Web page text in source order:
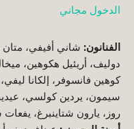
الدخول مجاني
الفنانون: شاني أفيفي،
دوليف، أريئيل هكوهين،
كوهين فانسوفر، إلكانا
سيمون، يردين كولسي،
روز، يارون شتاينبرغ،